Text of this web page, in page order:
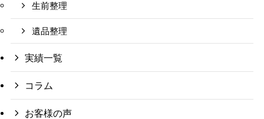
生前整理
遺品整理
実績一覧
コラム
お客様の声